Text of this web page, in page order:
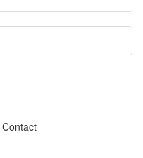
Contact